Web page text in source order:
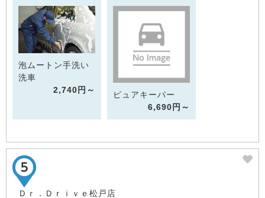
泡ムートン手洗い
洗車
2,740円～
ピュアキーパー
6,690円～
Ｄｒ．Ｄｒｉｖｅ松戸店